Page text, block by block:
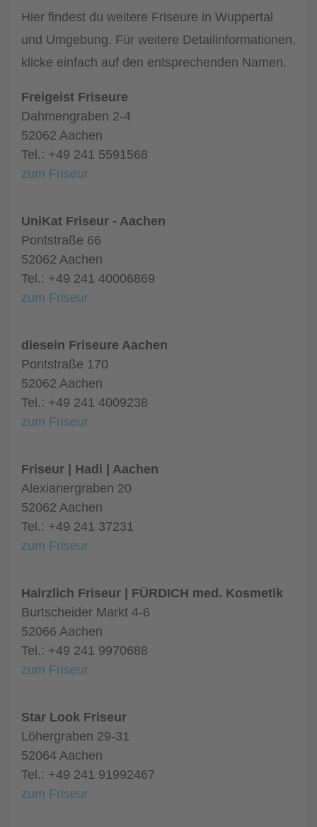
Hier findest du weitere Friseure in Wuppertal
und Umgebung. Für weitere Detailinformationen,
klicke einfach auf den entsprechenden Namen.
Freigeist Friseure
Dahmengraben 2-4
52062 Aachen
Tel.: +49 241 5591568
zum Friseur
UniKat Friseur - Aachen
Pontstraße 66
52062 Aachen
Tel.: +49 241 40006869
zum Friseur
diesein Friseure Aachen
Pontstraße 170
52062 Aachen
Tel.: +49 241 4009238
zum Friseur
Friseur | Hadi | Aachen
Alexianergraben 20
52062 Aachen
Tel.: +49 241 37231
zum Friseur
Hairzlich Friseur | FÜRDICH med. Kosmetik
Burtscheider Markt 4-6
52066 Aachen
Tel.: +49 241 9970688
zum Friseur
Star Look Friseur
Löhergraben 29-31
52064 Aachen
Tel.: +49 241 91992467
zum Friseur